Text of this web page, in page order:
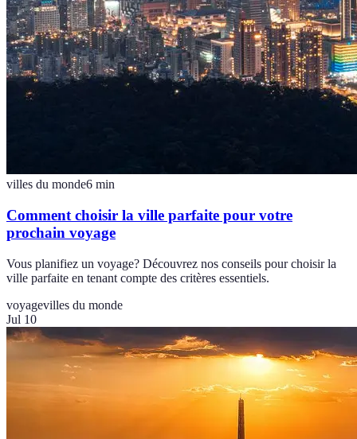
villes du monde6 min
Comment choisir la ville parfaite pour votre
prochain voyage
Vous planifiez un voyage? Découvrez nos conseils pour choisir la
ville parfaite en tenant compte des critères essentiels.
voyagevilles du monde
Jul 10